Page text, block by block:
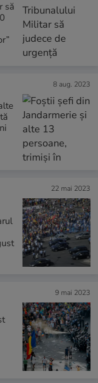
să
8 aug. 2023
22 mai 2023
9 mai 2023